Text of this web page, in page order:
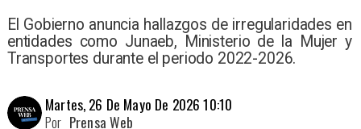
El Gobierno anuncia hallazgos de irregularidades en
entidades como Junaeb, Ministerio de la Mujer y
Transportes durante el periodo 2022-2026.
Martes, 26 De Mayo De 2026 10:10
Prensa Web
Por